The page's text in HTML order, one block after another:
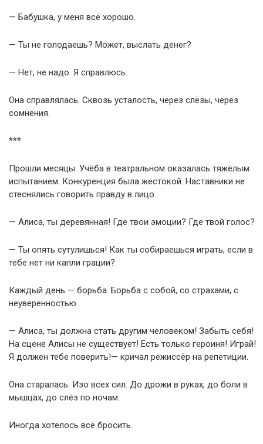
— Бабушка, у меня всё хорошо.
— Ты не голодаешь? Может, выслать денег?
— Нет, не надо. Я справлюсь.
Она справлялась. Сквозь усталость, через слёзы, через
сомнения.
***
Прошли месяцы. Учёба в театральном оказалась тяжёлым
испытанием. Конкуренция была жестокой. Наставники не
стеснялись говорить правду в лицо.
— Алиса, ты деревянная! Где твои эмоции? Где твой голос?
— Ты опять сутулишься! Как ты собираешься играть, если в
тебе нет ни капли грации?
Каждый день — борьба. Борьба с собой, со страхами, с
неуверенностью.
— Алиса, ты должна стать другим человеком! Забыть себя!
На сцене Алисы не существует! Есть только героиня! Играй!
Я должен тебе поверить!— кричал режиссёр на репетиции.
Она старалась. Изо всех сил. До дрожи в руках, до боли в
мышцах, до слёз по ночам.
Иногда хотелось всё бросить.